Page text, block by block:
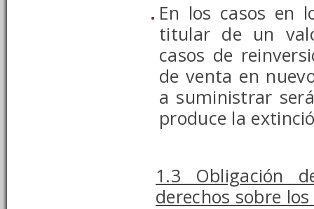
En los casos en
titular de un
casos de
de venta en
a suministrar
produce la
1.3 Obligación
derechos sobre